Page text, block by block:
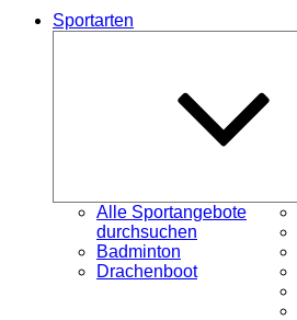
Sportarten
Alle Sportangebote
durchsuchen
Badminton
Drachenboot